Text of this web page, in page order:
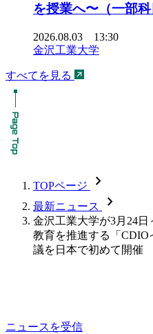
を授業へ〜（一部
2026.08.03 13:30
金沢工業大学
すべてを見る
TOPページ chevron_forward
最新ニュース chevron_forward
金沢工業大学が3月24
教育を推進する「
議を日本で初めて開催
ニュースを受信